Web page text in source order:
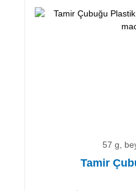
57 g,
Tamir